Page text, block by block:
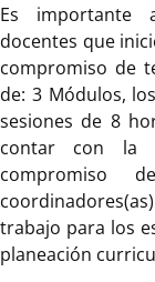
Es importante
docentes que
compromiso de
de: 3 Módulos,
sesiones de 8
contar con la
compromiso
trabajo para los
planeación